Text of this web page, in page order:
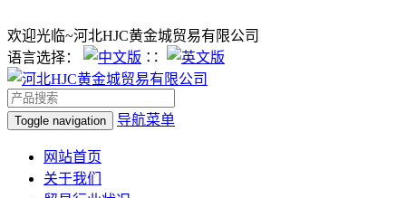
欢迎光临~河北HJC黄金城贸易有限公司
语言选择：
∷
Toggle navigation 导航菜单
网站首页
关于我们